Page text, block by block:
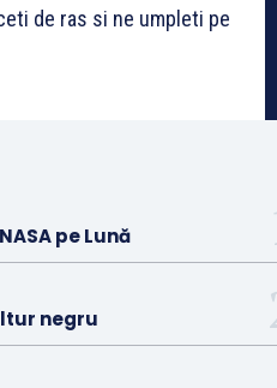
de ras si ne umpleti pe
pe Lună
negru